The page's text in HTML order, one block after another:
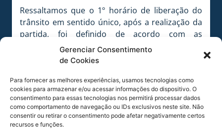
Gerenciar Consentimento
de Cookies
Para fornecer as melhores experiências, usamos tecnologias como
cookies para armazenar e/ou acessar informações do dispositivo. O
consentimento para essas tecnologias nos permitirá processar dados
como comportamento de navegação ou IDs exclusivos neste site. Não
consentir ou retirar o consentimento pode afetar negativamente certos
recursos e funções.
Ressaltamos que o 1º horário de liberação do
trânsito em sentido único, após a realização da
partida, foi definido de acordo com as
possibilidades, em decorrência da conciliação
desta medida com os horários dos vôos que
período. Desta forma, solicitamos a
compreensão de todos em relação aos horários
acima estabelecidos, pelos motivos já expostos.
Evite filas. Vá com antecedência ao estádio!